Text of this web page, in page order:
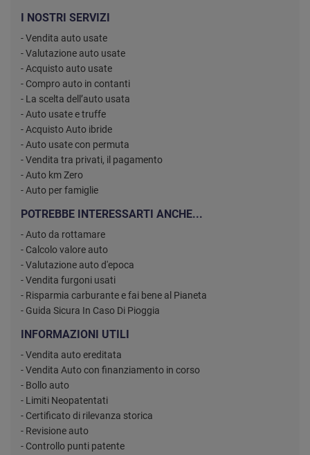
I NOSTRI SERVIZI
- Vendita auto usate
- Valutazione auto usate
- Acquisto auto usate
- Compro auto in contanti
- La scelta dell’auto usata
- Auto usate e truffe
- Acquisto Auto ibride
- Auto usate con permuta
- Vendita tra privati, il pagamento
- Auto km Zero
- Auto per famiglie
POTREBBE INTERESSARTI ANCHE...
- Auto da rottamare
- Calcolo valore auto
- Valutazione auto d'epoca
- Vendita furgoni usati
- Risparmia carburante e fai bene al Pianeta
- Guida Sicura In Caso Di Pioggia
INFORMAZIONI UTILI
- Vendita auto ereditata
- Vendita Auto con finanziamento in corso
- Bollo auto
- Limiti Neopatentati
- Certificato di rilevanza storica
- Revisione auto
- Controllo punti patente